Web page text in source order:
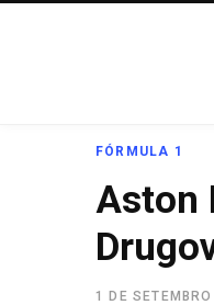
FÓRMULA 1
Aston
1 DE